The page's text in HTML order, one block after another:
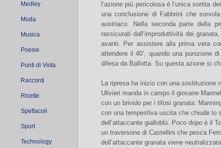
Medley
Moda
Musica
Poesie
Punti di Vista
Racconti
Ricette
Spettacoli
Sport
Technology
l’azione più pericolosa è l’unica sortita
una conclusione di Fabbrini che
austriaco. Nella seconda parte della
rassicurati dall’improduttività dei
avanti. Per assistere alla prima vera
attendere il 40’, quando una punizione
difesa da Ballotta. Su questa azione si
La ripresa ha inizio con una sostituzione
Ulivieri manda in campo il giovane
con un brivido per i tifosi granata:
con una tempestiva uscita che chiude lo
dell’attaccante gialloblù. Poco dopo è il
un traversone di Castellini che pesca
dell’attaccante granata viene